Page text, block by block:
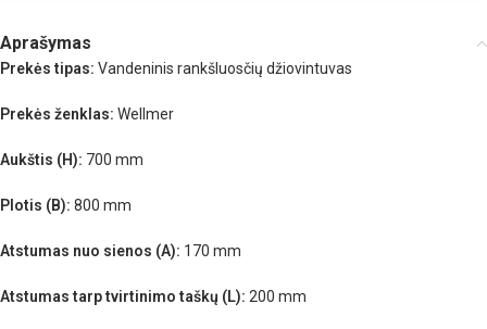
Aprašymas
Prekės tipas: Vandeninis rankšluosčių džiovintuvas
Prekės ženklas: Wellmer
Aukštis (H): 700 mm
Plotis (B): 800 mm
Atstumas nuo sienos (A): 170 mm
Atstumas tarp tvirtinimo taškų (L): 200 mm